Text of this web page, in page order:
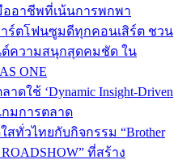
ออาชีพที่เน้นการพกพา
าร์ตโฟนซูมดีทุกคอนเสิร์ต ชวน
ต์ความสนุกสุดคมชัด ใน
ONE
ดใช้ ‘Dynamic Insight-Driven
กมการตลาด
สทั่วไทยกับกิจกรรม “Brother
ที่สร้าง